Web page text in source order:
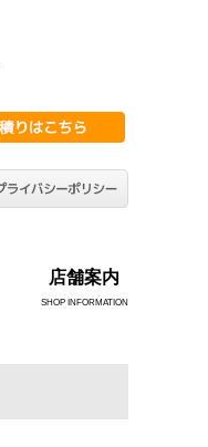
店舗案内
SHOP INFORMATION